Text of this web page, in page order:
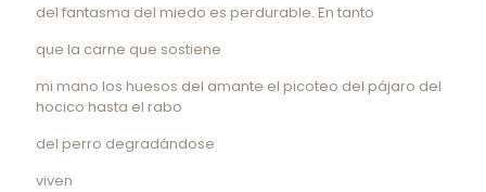
del fantasma del miedo es perdurable. En tanto
que la carne que sostiene
mi mano los huesos del amante el picoteo del pájaro del
hocico hasta el rabo
del perro degradándose
viven